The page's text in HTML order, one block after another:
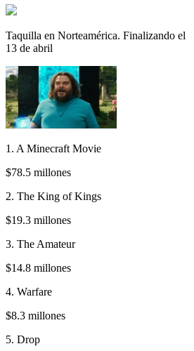
Taquilla en Norteamérica. Finalizando el
13 de abril
1. A Minecraft Movie
$78.5 millones
2. The King of Kings
$19.3 millones
3. The Amateur
$14.8 millones
4. Warfare
$8.3 millones
5. Drop